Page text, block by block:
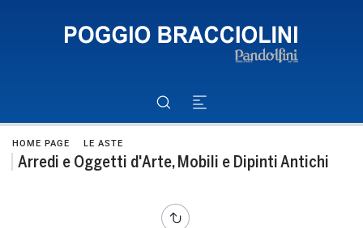
HOME PAGE LE ASTE
Arredi e Oggetti d'Arte, Mobili e Dipinti Antichi